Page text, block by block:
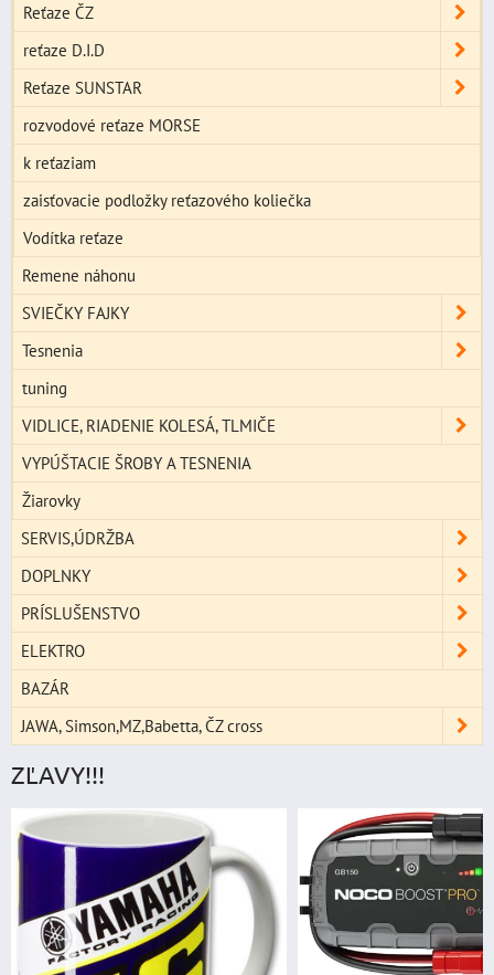
Reťaze ČZ
reťaze D.I.D
Reťaze SUNSTAR
rozvodové reťaze MORSE
k reťaziam
zaisťovacie podložky reťazového koliečka
Vodítka reťaze
Remene náhonu
SVIEČKY FAJKY
Tesnenia
tuning
VIDLICE, RIADENIE KOLESÁ, TLMIČE
VYPÚŠTACIE ŠROBY A TESNENIA
Žiarovky
SERVIS,ÚDRŽBA
DOPLNKY
PRÍSLUŠENSTVO
ELEKTRO
BAZÁR
JAWA, Simson,MZ,Babetta, ČZ cross
ZĽAVY!!!